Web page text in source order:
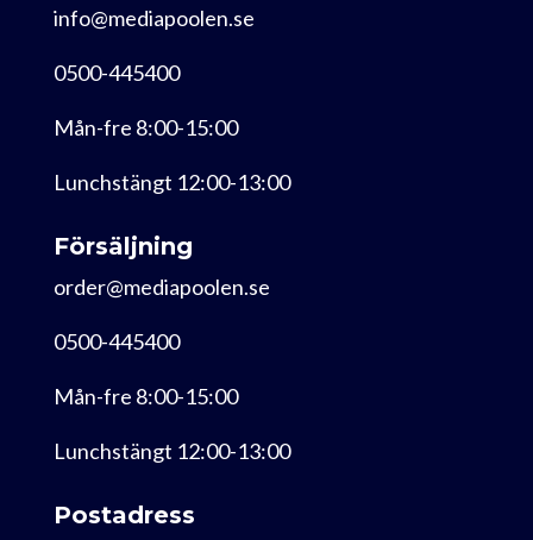
info@mediapoolen.se
0500-445400
Mån-fre 8:00-15:00
Lunchstängt 12:00-13:00
Försäljning
order@mediapoolen.se
0500-445400
Mån-fre 8:00-15:00
Lunchstängt 12:00-13:00
Postadress